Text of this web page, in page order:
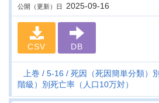
公開（更新）日 2025-09-16
CSV DB
上巻 5-16
死因（死因簡単分類）
階級）別死亡率（人口10万対）